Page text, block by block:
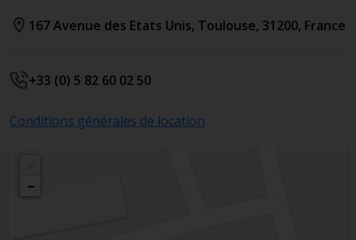
167 Avenue des Etats Unis, Toulouse, 31200, France
+33 (0) 5 82 60 02 50
Conditions générales de location
−